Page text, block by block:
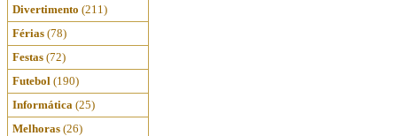
Divertimento (211)
Férias (78)
Festas (72)
Futebol (190)
Informática (25)
Melhoras (26)